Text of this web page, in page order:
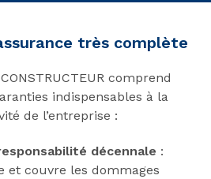
très complète
comprend
indispensables à la
de l’entreprise :
décennale :
et couvre les dommages